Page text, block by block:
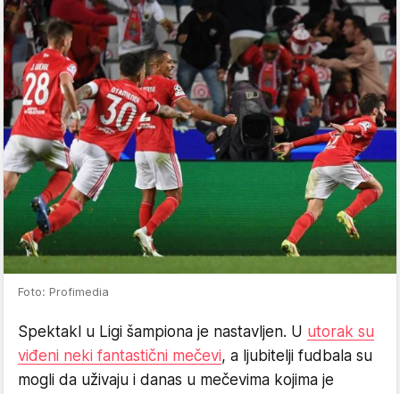
Foto: Profimedia
Spektakl u Ligi šampiona je nastavljen. U utorak su
viđeni neki fantastični mečevi, a ljubitelji fudbala su
mogli da uživaju i danas u mečevima kojima je